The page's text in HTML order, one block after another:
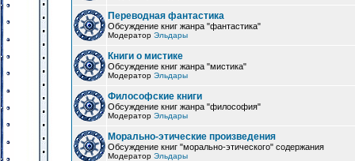
Переводная фантастика
Обсуждение книг жанра "фантастика"
Модератор Эльдары
Книги о мистике
Обсуждение книг жанра "мистика"
Модератор Эльдары
Философские книги
Обсуждение книг жанра "философия"
Модератор Эльдары
Морально-этические произведения
Обсуждение книг "морально-этического" содержания
Модератор Эльдары